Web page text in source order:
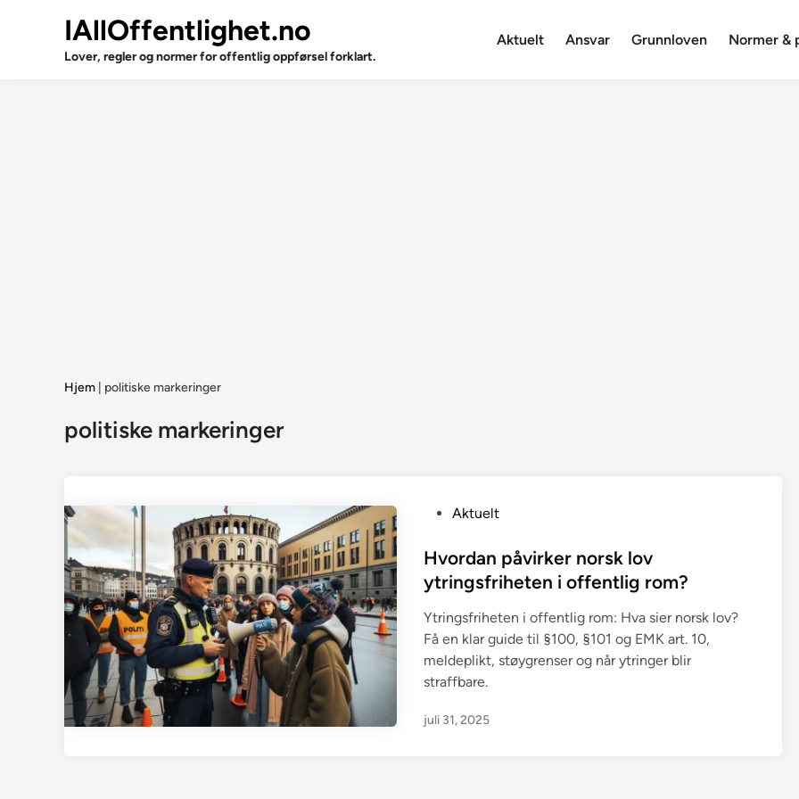
IAllOffentlighet.no
Lover, regler og normer for offentlig oppførsel forklart.
Aktuelt Ansvar Grunnloven Normer &
Hjem politiske markeringer
politiske markeringer
s
t
e
d
i
n
Aktuelt
Hvordan påvirker norsk lov
ytringsfriheten i offentlig rom?
Ytringsfriheten i offentlig rom: Hva sier norsk lov?
Få en klar guide til §100, §101 og EMK art. 10,
meldeplikt, støygrenser og når ytringer blir
straffbare.
juli 31, 2025